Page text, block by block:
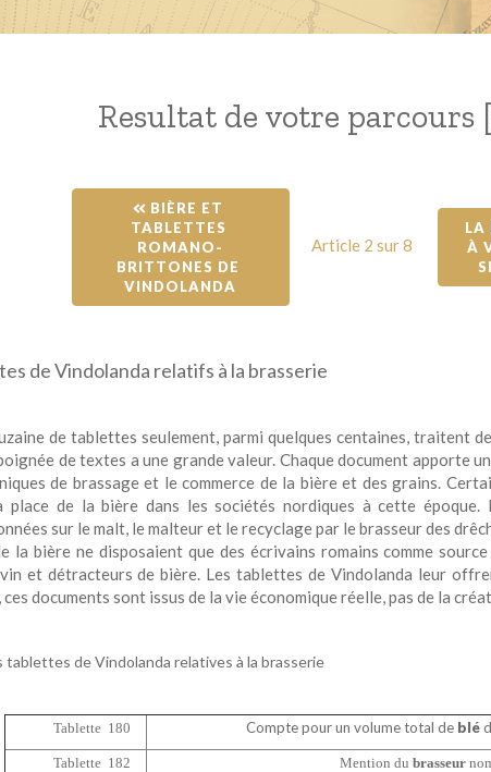
Resultat de votre parcours
BIÈRE ET
TABLETTES
ROMANO-
BRITTONES DE
VINDOLANDA
Article 2 sur 8
LA
À
de Vindolanda relatifs à la brasserie
de tablettes seulement, parmi quelques centaines, traitent
de textes a une grande valeur. Chaque document apporte
de brassage et le commerce de la bière et des grains.
place de la bière dans les sociétés nordiques à cette époque.
sur le malt, le malteur et le recyclage par le brasseur des
la bière ne disposaient que des écrivains romains comme
et détracteurs de bière. Les tablettes de Vindolanda leur
documents sont issus de la vie économique réelle, pas de la
tablettes de Vindolanda relatives à la brasserie
Tablette 180 Compte pour un volume total de blé
Tablette 182 Mention du brasseur